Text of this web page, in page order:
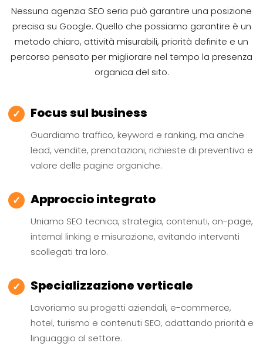
Nessuna agenzia SEO seria può garantire una posizione
precisa su Google. Quello che possiamo garantire è un
metodo chiaro, attività misurabili, priorità definite e un
percorso pensato per migliorare nel tempo la presenza
organica del sito.
✓ Focus sul business
Guardiamo traffico, keyword e ranking, ma anche
lead, vendite, prenotazioni, richieste di preventivo e
valore delle pagine organiche.
✓ Approccio integrato
Uniamo SEO tecnica, strategia, contenuti, on-page,
internal linking e misurazione, evitando interventi
scollegati tra loro.
✓ Specializzazione verticale
Lavoriamo su progetti aziendali, e-commerce,
hotel, turismo e contenuti SEO, adattando priorità e
linguaggio al settore.